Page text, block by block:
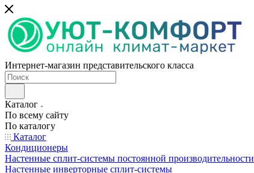
Интернет-магазин представительского класса
Каталог
По всему сайту
По каталогу
Каталог
Кондиционеры
Настенные сплит-системы постоянной производительности
Настенные инверторные сплит-системы